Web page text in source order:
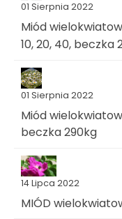
01 Sierpnia 2022
Miód
10, 20, 40, beczka
01 Sierpnia 2022
Miód
beczka 290kg
14 Lipca 2022
MIÓD